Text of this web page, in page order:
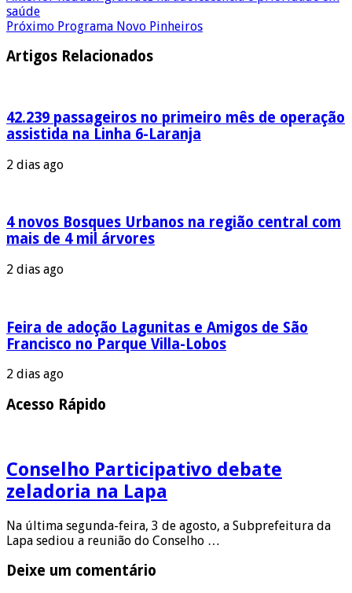
saúde
Próximo Programa Novo Pinheiros
Artigos Relacionados
42.239 passageiros no primeiro mês de operação
assistida na Linha 6-Laranja
2 dias ago
4 novos Bosques Urbanos na região central com
mais de 4 mil árvores
2 dias ago
Feira de adoção Lagunitas e Amigos de São
Francisco no Parque Villa-Lobos
2 dias ago
Acesso Rápido
Conselho Participativo debate
zeladoria na Lapa
Na última segunda-feira, 3 de agosto, a Subprefeitura da
Lapa sediou a reunião do Conselho …
Deixe um comentário